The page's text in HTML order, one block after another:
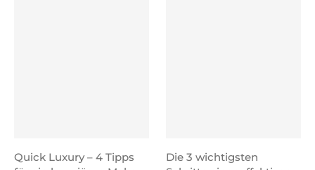
Quick Luxury – 4 Tipps
Die 3 wichtigsten